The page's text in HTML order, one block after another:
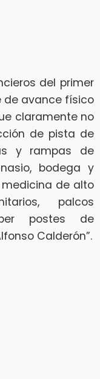
del primer
de avance físico
claramente no
de pista de
y rampas de
bodega y
de alto
palcos
postes de
Calderón”.